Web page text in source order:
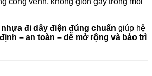
nhựa đi dây điện đúng chuẩn giúp hệ
– an toàn – dễ mở rộng và bảo trì